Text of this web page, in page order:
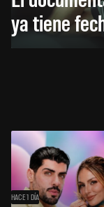
ya tiene
HACE 1 DÍA